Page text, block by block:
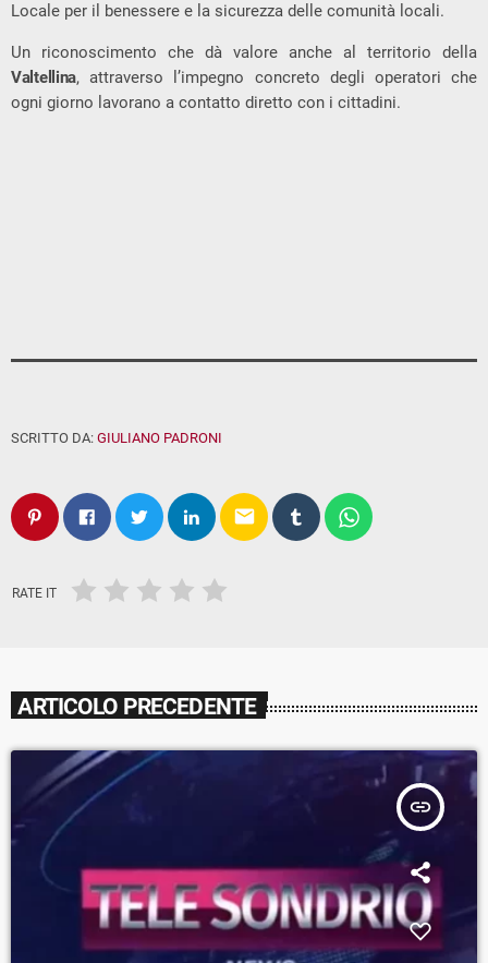
Locale per il benessere e la sicurezza delle comunità locali.
Un riconoscimento che dà valore anche al territorio della
Valtellina, attraverso l’impegno concreto degli operatori che
ogni giorno lavorano a contatto diretto con i cittadini.
SCRITTO DA: GIULIANO PADRONI
email
RATE IT
ARTICOLO PRECEDENTE
insert_link